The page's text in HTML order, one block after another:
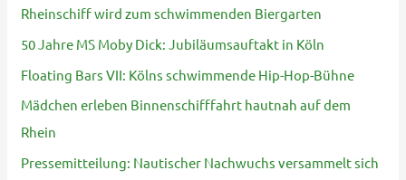
n
a
c
h
:
Rheinschiff wird zum schwimmenden Biergarten
50 Jahre MS Moby Dick: Jubiläumsauftakt in Köln
Floating Bars VII: Kölns schwimmende Hip-Hop-Bühne
Mädchen erleben Binnenschifffahrt hautnah auf dem
Rhein
Pressemitteilung: Nautischer Nachwuchs versammelt sich